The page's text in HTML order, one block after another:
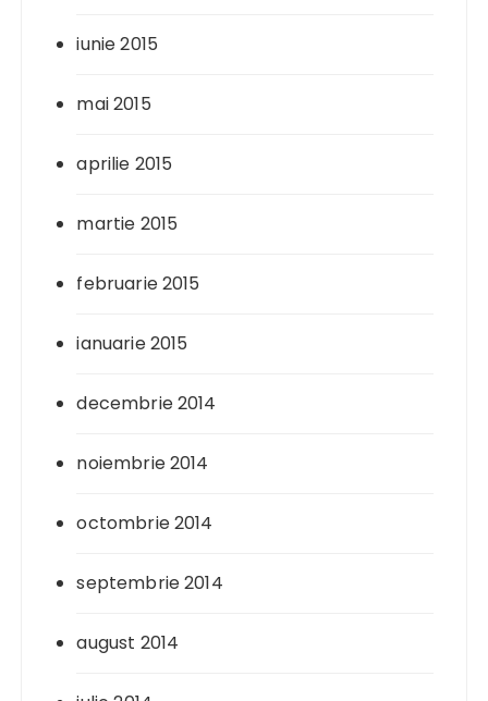
iunie 2015
mai 2015
aprilie 2015
martie 2015
februarie 2015
ianuarie 2015
decembrie 2014
noiembrie 2014
octombrie 2014
septembrie 2014
august 2014